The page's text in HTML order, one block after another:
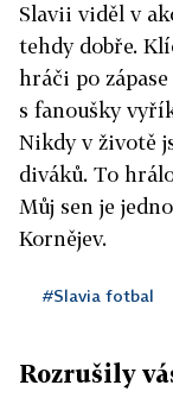
Slavii viděl v
tehdy dobře.
hráči po
s fanoušky
Nikdy v životě
diváků. To
Můj sen je
Kornějev.
#Slavia fotbal
Rozrušily